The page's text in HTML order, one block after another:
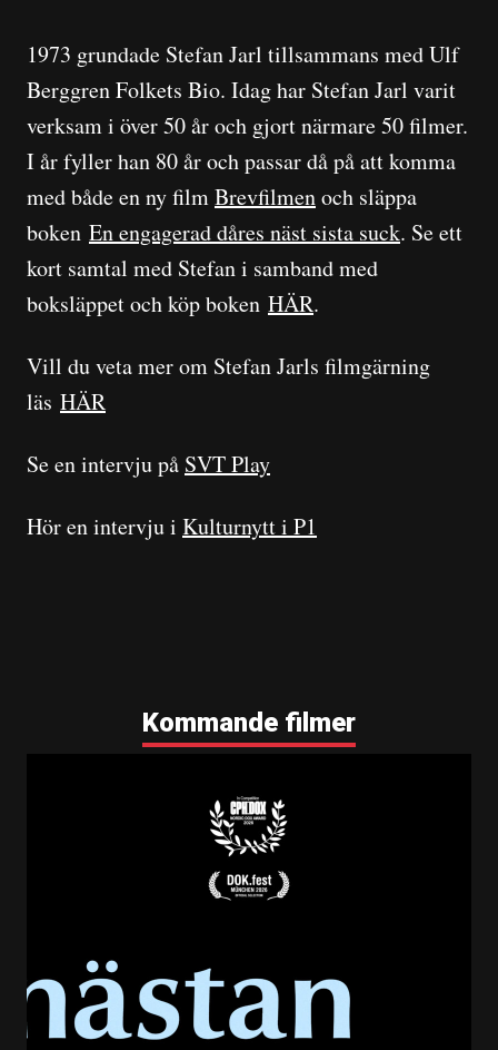
1973 grundade Stefan Jarl tillsammans med Ulf
Berggren Folkets Bio. Idag har Stefan Jarl varit
verksam i över 50 år och gjort närmare 50 filmer.
I år fyller han 80 år och passar då på att komma
med både en ny filmBrevfilmenoch släppa
boken En engagerad dåres näst sista suck. Se ett
kort samtal med Stefan i samband med
boksläppet och köp boken HÄR.
Vill du veta mer om Stefan Jarls filmgärning
läs HÄR
Se en intervju på SVT Play
Hör en intervju i Kulturnytt i P1
Kommande filmer